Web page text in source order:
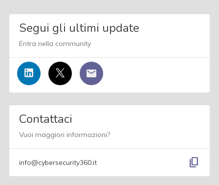
Segui gli ultimi update
Entra nella community
Contattaci
Vuoi maggiori informazioni?
info@cybersecurity360.it content_copy